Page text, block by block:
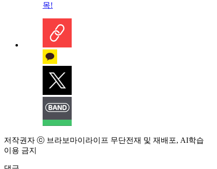
목!
저작권자 ⓒ 브라보마이라이프 무단전재 및 재배포, AI학습
이용 금지